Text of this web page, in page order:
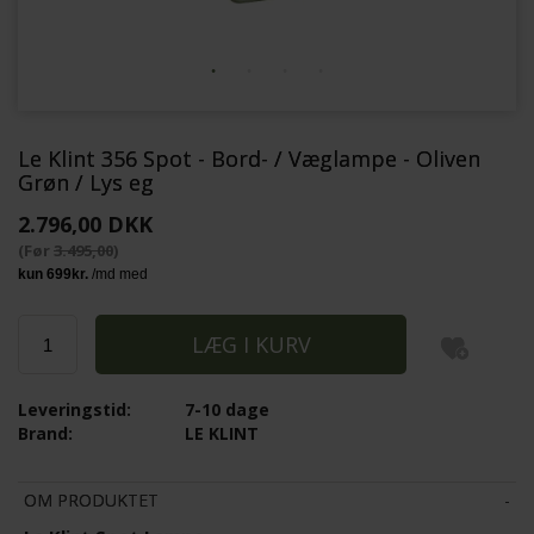
Le Klint 356 Spot - Bord- / Væglampe - Oliven
Grøn / Lys eg
2.796,00 DKK
(Før 3.495,00)
7-10 dage
Leveringstid:
LE KLINT
Brand:
OM PRODUKTET